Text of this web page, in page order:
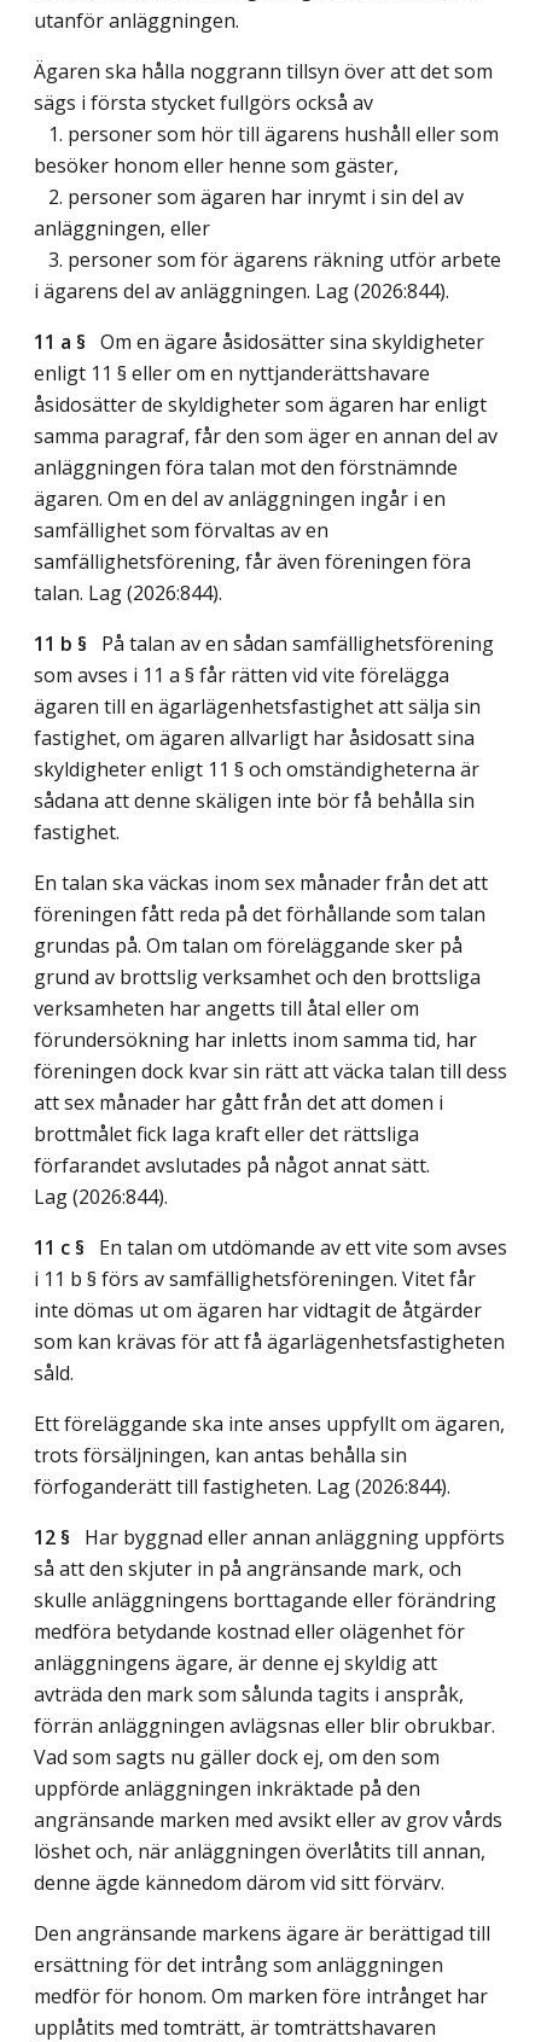
utanför anläggningen.
Ägaren ska hålla noggrann tillsyn över att det som
sägs i första stycket fullgörs också av
1. personer som hör till ägarens hushåll eller som
besöker honom eller henne som gäster,
2. personer som ägaren har inrymt i sin del av
anläggningen, eller
3. personer som för ägarens räkning utför arbete
i ägarens del av anläggningen. Lag (2026:844).
11 a § Om en ägare åsidosätter sina skyldigheter
enligt 11 § eller om en nyttjanderättshavare
åsidosätter de skyldigheter som ägaren har enligt
samma paragraf, får den som äger en annan del av
anläggningen föra talan mot den förstnämnde
ägaren. Om en del av anläggningen ingår i en
samfällighet som förvaltas av en
samfällighetsförening, får även föreningen föra
talan. Lag (2026:844).
11 b § På talan av en sådan samfällighetsförening
som avses i 11 a § får rätten vid vite förelägga
ägaren till en ägarlägenhetsfastighet att sälja sin
fastighet, om ägaren allvarligt har åsidosatt sina
skyldigheter enligt 11 § och omständigheterna är
sådana att denne skäligen inte bör få behålla sin
fastighet.
En talan ska väckas inom sex månader från det att
föreningen fått reda på det förhållande som talan
grundas på. Om talan om föreläggande sker på
grund av brottslig verksamhet och den brottsliga
verksamheten har angetts till åtal eller om
förundersökning har inletts inom samma tid, har
föreningen dock kvar sin rätt att väcka talan till dess
att sex månader har gått från det att domen i
brottmålet fick laga kraft eller det rättsliga
förfarandet avslutades på något annat sätt.
Lag (2026:844).
11 c § En talan om utdömande av ett vite som avses
i 11 b § förs av samfällighetsföreningen. Vitet får
inte dömas ut om ägaren har vidtagit de åtgärder
som kan krävas för att få ägarlägenhetsfastigheten
såld.
Ett föreläggande ska inte anses uppfyllt om ägaren,
trots försäljningen, kan antas behålla sin
förfoganderätt till fastigheten. Lag (2026:844).
12 § Har byggnad eller annan anläggning uppförts
så att den skjuter in på angränsande mark, och
skulle anläggningens borttagande eller förändring
medföra betydande kostnad eller olägenhet för
anläggningens ägare, är denne ej skyldig att
avträda den mark som sålunda tagits i anspråk,
förrän anläggningen avlägsnas eller blir obrukbar.
Vad som sagts nu gäller dock ej, om den som
uppförde anläggningen inkräktade på den
angränsande marken med avsikt eller av grov vårds
löshet och, när anläggningen överlåtits till annan,
denne ägde kännedom därom vid sitt förvärv.
Den angränsande markens ägare är berättigad till
ersättning för det intrång som anläggningen
medför för honom. Om marken före intrånget har
upplåtits med tomträtt, är tomträttshavaren